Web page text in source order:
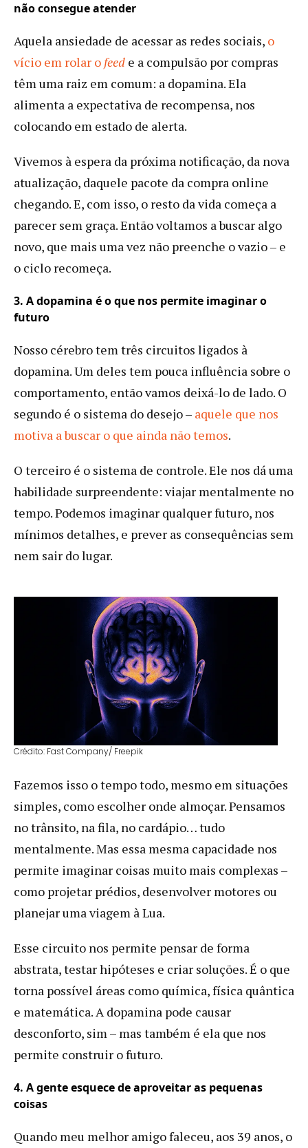
não consegue atender
Aquela ansiedade de acessar as redes sociais, o
vício em rolar o feed e a compulsão por compras
têm uma raiz em comum: a dopamina. Ela
alimenta a expectativa de recompensa, nos
colocando em estado de alerta.
Vivemos à espera da próxima notificação, da nova
atualização, daquele pacote da compra online
chegando. E, com isso, o resto da vida começa a
parecer sem graça. Então voltamos a buscar algo
novo, que mais uma vez não preenche o vazio – e
o ciclo recomeça.
3. A dopamina é o que nos permite imaginar o
futuro
Nosso cérebro tem três circuitos ligados à
dopamina. Um deles tem pouca influência sobre o
comportamento, então vamos deixá-lo de lado. O
segundo é o sistema do desejo – aquele que nos
motiva a buscar o que ainda não temos.
O terceiro é o sistema de controle. Ele nos dá uma
habilidade surpreendente: viajar mentalmente no
tempo. Podemos imaginar qualquer futuro, nos
mínimos detalhes, e prever as consequências sem
nem sair do lugar.
Crédito: Fast Company/ Freepik
Fazemos isso o tempo todo, mesmo em situações
simples, como escolher onde almoçar. Pensamos
no trânsito, na fila, no cardápio… tudo
mentalmente. Mas essa mesma capacidade nos
permite imaginar coisas muito mais complexas –
como projetar prédios, desenvolver motores ou
planejar uma viagem à Lua.
Esse circuito nos permite pensar de forma
abstrata, testar hipóteses e criar soluções. É o que
torna possível áreas como química, física quântica
e matemática. A dopamina pode causar
desconforto, sim – mas também é ela que nos
permite construir o futuro.
4. A gente esquece de aproveitar as pequenas
coisas
Quando meu melhor amigo faleceu, aos 39 anos, o